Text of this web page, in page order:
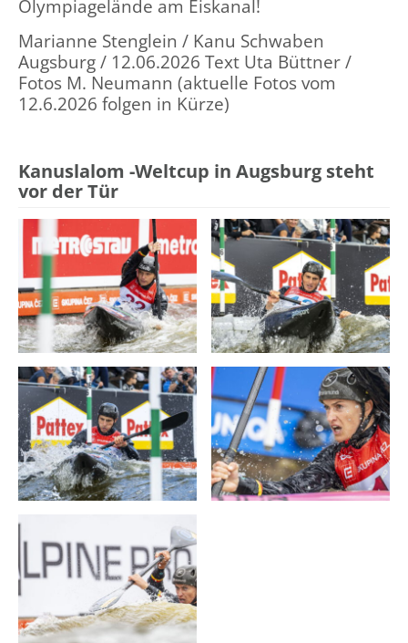
Olympiagelände am Eiskanal!
Marianne Stenglein / Kanu Schwaben
Augsburg / 12.06.2026 Text Uta Büttner /
Fotos M. Neumann (aktuelle Fotos vom
12.6.2026 folgen in Kürze)
Kanuslalom -Weltcup in Augsburg steht
vor der Tür